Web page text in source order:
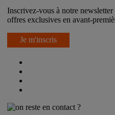
Inscrivez-vous à notre
offres exclusives en avant-
Je m'inscris